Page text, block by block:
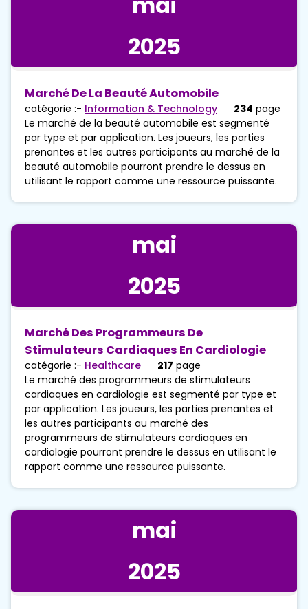
2025
Marché De La Beauté Automobile
catégorie :- Information & Technology 234 page
Le marché de la beauté automobile est segmenté
par type et par application. Les joueurs, les parties
prenantes et les autres participants au marché de la
beauté automobile pourront prendre le dessus en
utilisant le rapport comme une ressource puissante.
mai
2025
Marché Des Programmeurs De
Stimulateurs Cardiaques En Cardiologie
catégorie :- Healthcare 217 page
Le marché des programmeurs de stimulateurs
cardiaques en cardiologie est segmenté par type et
par application. Les joueurs, les parties prenantes et
les autres participants au marché des
programmeurs de stimulateurs cardiaques en
cardiologie pourront prendre le dessus en utilisant le
rapport comme une ressource puissante.
mai
2025